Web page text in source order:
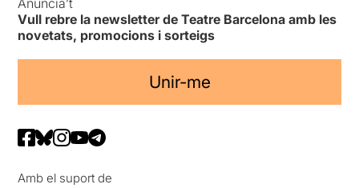
Vull rebre la newsletter de Teatre Barcelona amb les
novetats, promocions i sorteigs
Unir-me
Amb el suport de